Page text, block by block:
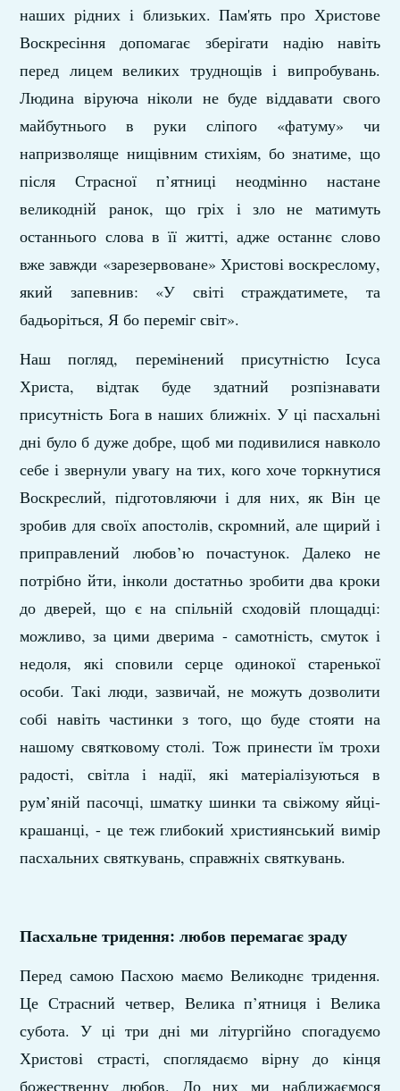
наших рідних і близьких. Пам'ять про Христове
Воскресіння допомагає зберігати надію навіть
перед лицем великих труднощів і випробувань.
Людина віруюча ніколи не буде віддавати свого
майбутнього в руки сліпого «фатуму» чи
напризволяще нищівним стихіям, бо знатиме, що
після Страсної п’ятниці неодмінно настане
великодній ранок, що гріх і зло не матимуть
останнього слова в її житті, адже останнє слово
вже завжди «зарезервоване» Христові воскреслому,
який запевнив: «У світі страждатимете, та
бадьоріться, Я бо переміг світ».
Наш погляд, перемінений присутністю Ісуса
Христа, відтак буде здатний розпізнавати
присутність Бога в наших ближніх. У ці пасхальні
дні було б дуже добре, щоб ми подивилися навколо
себе і звернули увагу на тих, кого хоче торкнутися
Воскреслий, підготовляючи і для них, як Він це
зробив для своїх апостолів, скромний, але щирий і
приправлений любов’ю почастунок. Далеко не
потрібно йти, інколи достатньо зробити два кроки
до дверей, що є на спільній сходовій площадці:
можливо, за цими дверима - самотність, смуток і
недоля, які сповили серце одинокої старенької
особи. Такі люди, зазвичай, не можуть дозволити
собі навіть частинки з того, що буде стояти на
нашому святковому столі. Тож принести їм трохи
радості, світла і надії, які матеріалізуються в
рум’яній пасочці, шматку шинки та свіжому яйці-
крашанці, - це теж глибокий християнський вимір
пасхальних святкувань, справжніх святкувань.
Пасхальне тридення: любов перемагає зраду
Перед самою Пасхою маємо Великоднє тридення.
Це Страсний четвер, Велика п’ятниця і Велика
субота. У ці три дні ми літургійно спогадуємо
Христові страсті, споглядаємо вірну до кінця
божественну любов. До них ми наближаємося